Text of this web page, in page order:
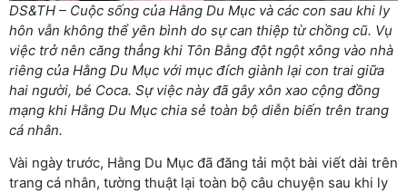
DS&TH – Cuộc sống của Hằng Du Mục và các con sau khi ly
hôn vẫn không thể yên bình do sự can thiệp từ chồng cũ. Vụ
việc trở nên căng thẳng khi Tôn Bằng đột ngột xông vào nhà
riêng của Hằng Du Mục với mục đích giành lại con trai giữa
hai người, bé Coca. Sự việc này đã gây xôn xao cộng đồng
mạng khi Hằng Du Mục chia sẻ toàn bộ diễn biến trên trang
cá nhân.
Vài ngày trước, Hằng Du Mục đã đăng tải một bài viết dài trên
trang cá nhân, tường thuật lại toàn bộ câu chuyện sau khi ly